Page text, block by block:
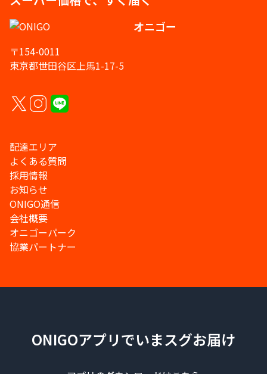
オニゴー
〒154-0011
東京都世田谷区上馬1-17-5
配達エリア
よくある質問
採用情報
お知らせ
ONIGO通信
会社概要
オニゴーパーク
協業パートナー
ONIGOアプリでいまスグお届け